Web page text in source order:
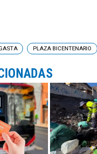
PLAZA BICENTENARIO